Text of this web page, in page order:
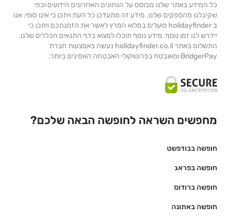
כל המידע באתר שלנו מבוסס על הנתונים האחרונים הידועים וכפי
שקיבלנו מהספקים שלנו. מידע זה מתעדכן כל העת ויתכן כי אינו סופי. אנו
ב holidayfinder פועלים במלוא המרץ לאשר את הזמנתכם ויתכן כי
יידרש לנו זמן נוסף. מידע נוסף תוכלו למצוא בדף התנאים הכללים שלנו.
התשלום באתר holidayfinder.co.il נעשה באמצעות חברת
BridgerPay ומאובטח בפרוטוקולי האבטחה האמינים ביותר.
מחפשים השראה לחופשה הבאה שלכם?
חופשה בבודפשט
חופשה בפראג
חופשה ברודוס
חופשה באתונה